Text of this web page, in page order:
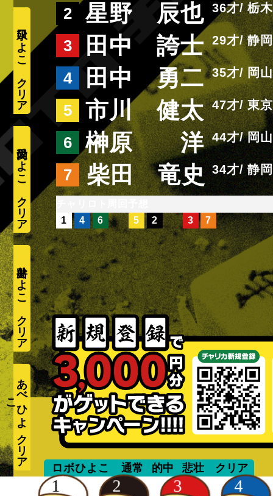
2 星野 辰也 36 栃木
3 田中 誇士 29 静岡
4 田中 勇二 35 岡山
5 市川 健太 47 東京
6 榊原 洋 44 岡山
7 柴田 竜史 34 静岡
1
4 6 5 2 3 7
ロボひよこ 通常 的中 悲壮
愛内ひよこ
水口ひよこ
井出ひよこ
あ
べ
ひ
よ
こ aiuchi